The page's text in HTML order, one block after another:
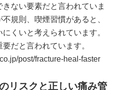
ない要素だと言われていま
規則、喫煙習慣があると、
くいと考えられています。
だと言われています。
post/fracture-heal-faster
リスクと正しい痛み管